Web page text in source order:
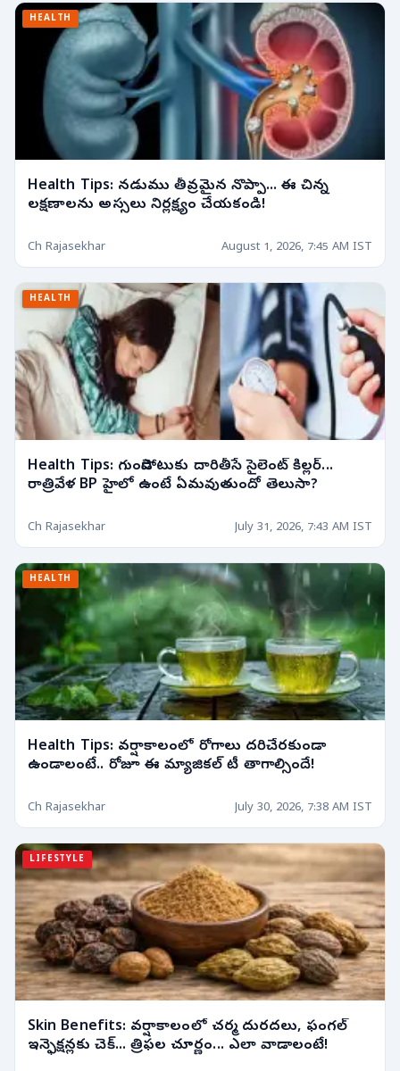
HEALTH
Health Tips: నడుము తీవ్రమైన నొప్పా... ఈ చిన్న
లక్షణాలను అస్సలు నిర్లక్ష్యం చేయకండి!
Ch Rajasekhar August 1, 2026, 7:45 AM IST
HEALTH
Health Tips: గుండెపోటుకు దారితీసే సైలెంట్ కిల్లర్...
రాత్రివేళ BP హైలో ఉంటే ఏమవుతుందో తెలుసా?
Ch Rajasekhar July 31, 2026, 7:43 AM IST
HEALTH
Health Tips: వర్షాకాలంలో రోగాలు దరిచేరకుండా
ఉండాలంటే.. రోజూ ఈ మ్యాజికల్ టీ తాగాల్సిందే!
Ch Rajasekhar July 30, 2026, 7:38 AM IST
LIFESTYLE
Skin Benefits: వర్షాకాలంలో చర్మ దురదలు, ఫంగల్
ఇన్ఫెక్షన్లకు చెక్... త్రిఫల చూర్ణం... ఎలా వాడాలంటే!